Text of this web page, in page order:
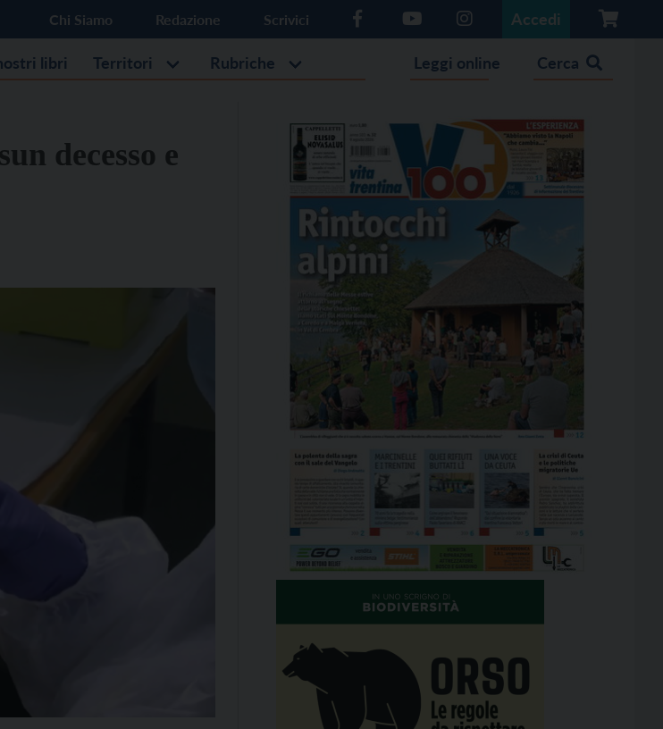
Chi Siamo Redazione Scrivici Accedi
libri Territori Rubriche Leggi online Cerca
decesso e